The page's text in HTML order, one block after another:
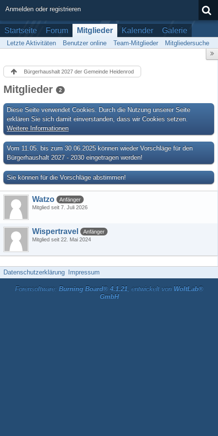
Anmelden oder registrieren
Startseite Forum Mitglieder Kalender Galerie
Letzte Aktivitäten Benutzer online Team-Mitglieder Mitgliedersuche
Bürgerhaushalt 2027 der Gemeinde Heidenrod
Mitglieder 2
Diese Seite verwendet Cookies. Durch die Nutzung unserer Seite
erklären Sie sich damit einverstanden, dass wir Cookies setzen.
Weitere Informationen
Vom 11.05. bis zum 30.06.2025 können wieder Vorschläge für den
Bürgerhaushalt 2027 - 2030 eingetragen werden!
Sie können für die Vorschläge abstimmen!
Watzo
Anfänger
Mitglied seit 7. Juli 2026
Wispertravel
Anfänger
Mitglied seit 22. Mai 2024
Datenschutzerklärung Impressum
Forensoftware: Burning Board® 4.1.21, entwickelt von WoltLab®
GmbH